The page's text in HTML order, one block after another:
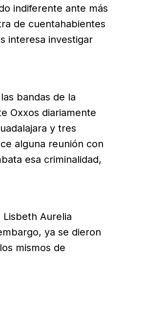
indiferente ante más
de cuentahabientes
interesa investigar
bandas de la
Oxxos diariamente
y tres
alguna reunión con
esa criminalidad,
Aurelia
ya se dieron
mismos de